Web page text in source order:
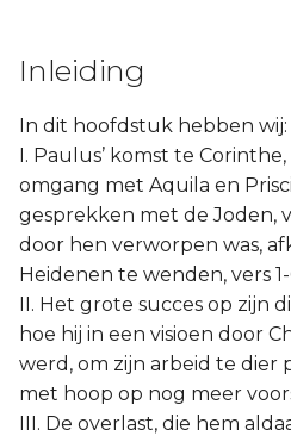
Inleiding
In dit hoofdstuk hebben wij:
I. Paulus’ komst te
omgang met Aquila en
gesprekken met de Joden,
door hen verworpen was,
Heidenen te wenden, vers 1-
II. Het grote succes op zijn
hoe hij in een visioen door
werd, om zijn arbeid te dier
met hoop op nog meer
III. De overlast, die hem